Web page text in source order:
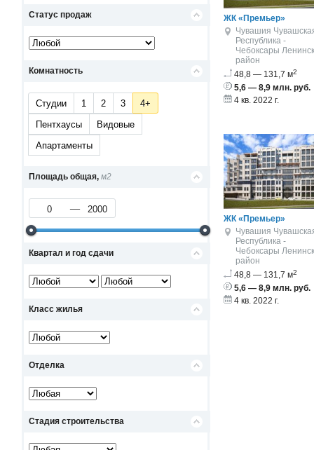
Статус продаж
Комнатность
Студии 1 2 3
4+
Пентхаусы
Видовые
Апартаменты
Площадь общая, м2
Квартал и год сдачи
Класс жилья
Отделка
Стадия строительства
ЖК «Премьер»
Чувашия
Республика -
Чебоксары
район
48,8 — 131,7 м2
5,6 — 8,9 млн. руб.
4 кв. 2022 г.
ЖК «Премьер»
Чувашия
Республика -
Чебоксары
район
48,8 — 131,7 м2
5,6 — 8,9 млн. руб.
4 кв. 2022 г.